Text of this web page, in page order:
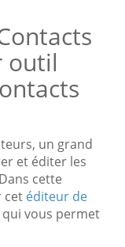
outil
un grand
et éditer les
cette
cet éditeur de
vous permet